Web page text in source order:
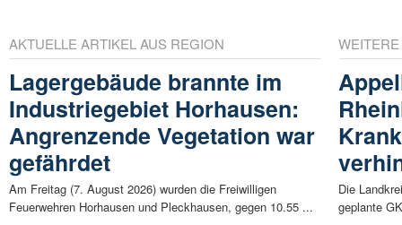
AKTUELLE ARTIKEL AUS REGION
Lagergebäude brannte im
Industriegebiet Horhausen:
Angrenzende Vegetation war
gefährdet
Am Freitag (7. August 2026) wurden die Freiwilligen
Feuerwehren Horhausen und Pleckhausen, gegen 10.55 ...
Die
geplante